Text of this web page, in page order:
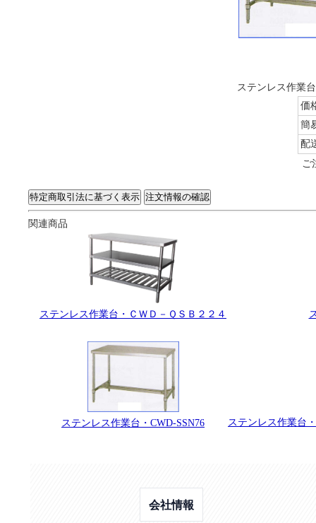
ステンレス作業
価
簡
配
ご
関連商品
ステンレス作業台・ＣＷＤ－ＱＳＢ２２４
ステンレス作業台・CWD-SSN76 ステンレス作業台
会社情報